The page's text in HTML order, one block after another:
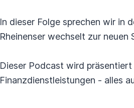
In dieser Folge sprechen wir in
Rheinenser wechselt zur
Dieser Podcast wird
Finanzdienstleistungen - alles